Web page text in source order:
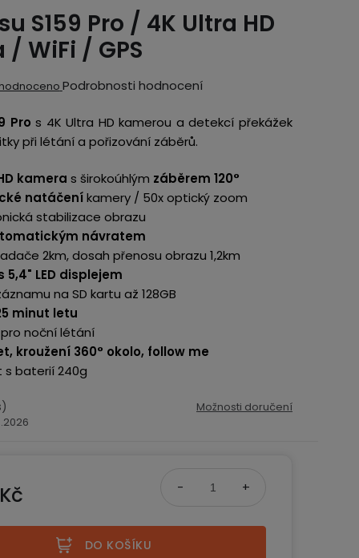
S159 Pro / 4K Ultra HD
WiFi / GPS
Podrobnosti hodnocení
Pro s 4K Ultra HD kamerou a detekcí překážek
při létání a pořizování záběrů.
kamera s širokoúhlým záběrem 120°
natáčeníkamery / 50x optický zoom
stabilizace obrazu
návratem
2km, dosah přenosu obrazu 1,2km
5,4" LED displejem
na SD kartu až 128GB
minut letu
noční létání
kroužení 360° okolo, follow me
baterií 240g
Možnosti doručení
DO KOŠÍKU